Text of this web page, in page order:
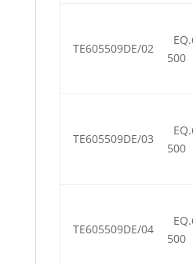
TE605509DE/02
500
TE605509DE/03
500
TE605509DE/04
500